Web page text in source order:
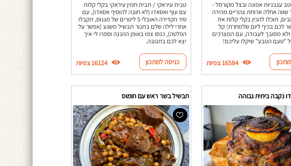
עגבניות אפונה ובצל מקורמל -
אחלה ארוחת צהריים מהירה
תוכלו להכין בקלי קלות את
לכם בכיף ליום שלמחרת! קל
מסובך לעבודה, עם המצרכים
"טעם הטבע" שיקלו עליכם!
16584 צפיות
טבית עיראקי / תבית חמין עיראקי בקלי קלות
עם עוף ואסאדו (לא חובה להוסיף אסאדו), עם
סיר הקדירה האובלי 5 ליטרים של מגנוס, תקבלו
אחרי לילה שלם בתנור תבשיל משגע (אפשר על
הפלטה), כנסו צפו באופן ההכנה וספרו לי איך
יצא לכם בתגובה.
כניסה למתכון 16124 צפיות
נקבה ביתית גבוהה תבשיל בשר ראש עם חומוס